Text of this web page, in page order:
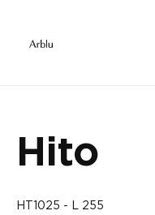
Hito
HT1025 - L 255